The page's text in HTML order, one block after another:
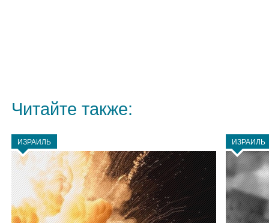
Читайте также:
ИЗРАИЛЬ ИЗРАИЛЬ